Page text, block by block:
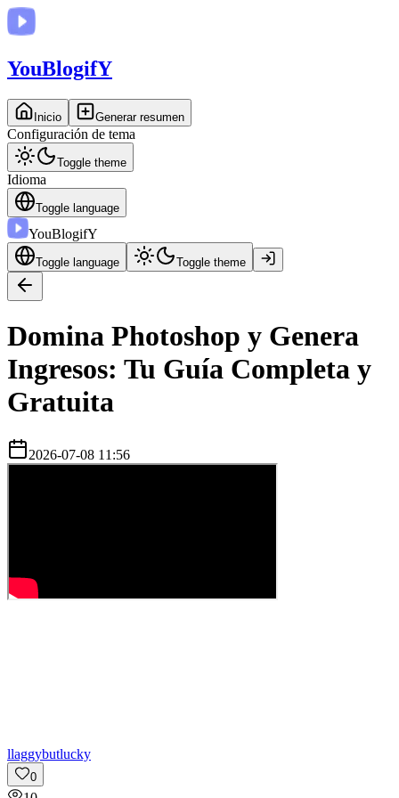
YouBlogifY
Inicio Generar resumen
Configuración de tema
Toggle theme
Idioma
Toggle language
YouBlogifY
Toggle language Toggle theme
Domina Photoshop y Genera
Ingresos: Tu Guía Completa y
Gratuita
2026-07-08 11:56
llaggybutlucky
0